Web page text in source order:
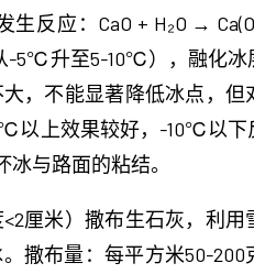
反应：CaO + H₂O →
-5℃升至5-10℃），融化冰
，不能显著降低冰点，但
以上效果较好，-10℃以下
与路面的粘结。
厘米）撒布生石灰，利用
撒布量：每平方米50-200